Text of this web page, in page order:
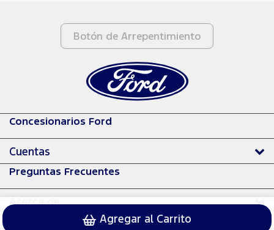
Agregar al Carrito
Botón de Arrepentimiento
Concesionarios Ford
Cuentas
Preguntas Frecuentes
Acerca de